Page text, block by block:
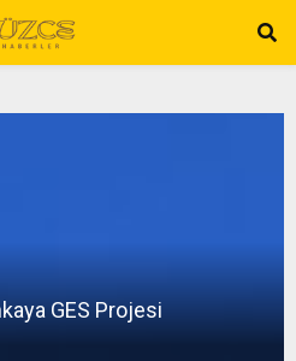
GES Projesi